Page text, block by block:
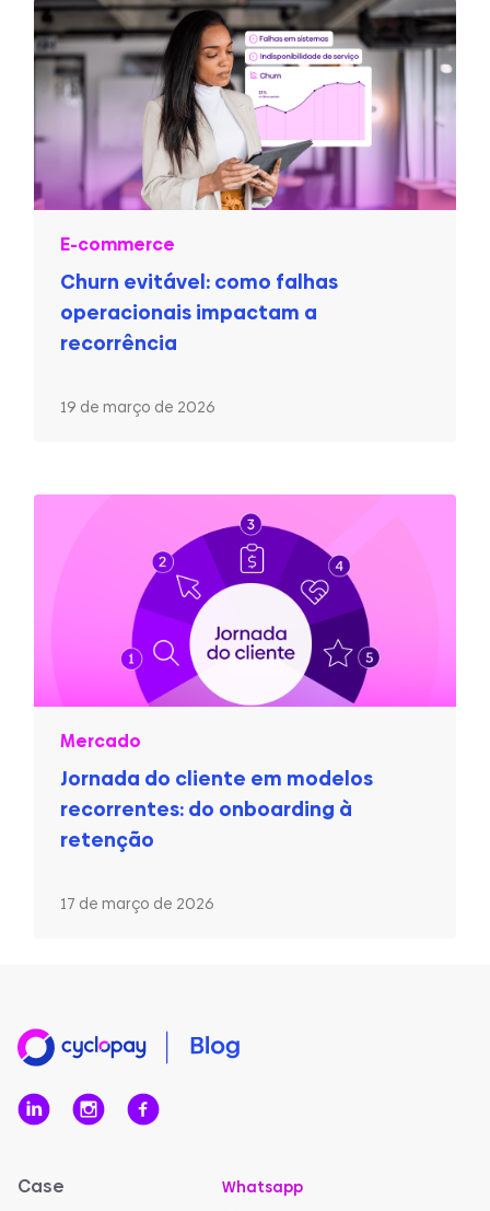
E-commerce
Churn evitável: como falhas
operacionais impactam a
recorrência
19 de março de 2026
Mercado
Jornada do cliente em modelos
recorrentes: do onboarding à
retenção
17 de março de 2026
Case Whatsapp